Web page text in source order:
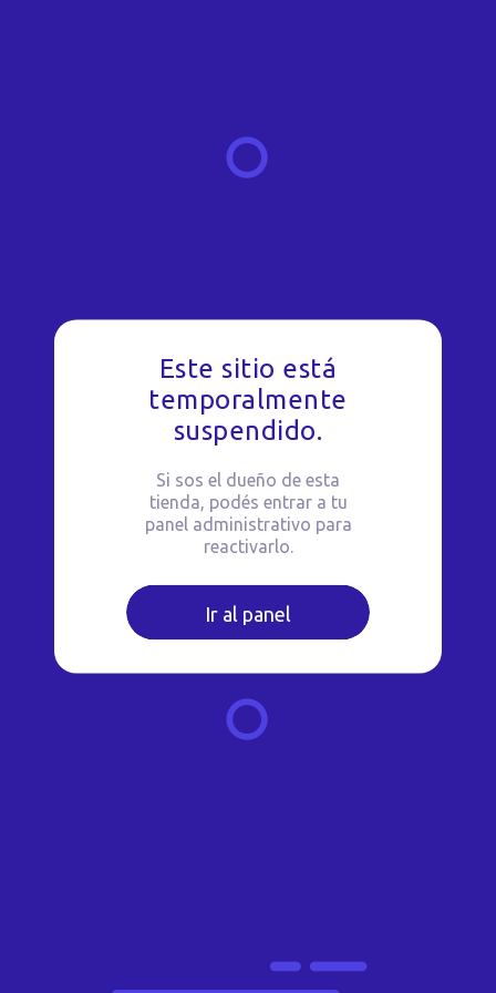
Este sitio está
temporalmente
suspendido.
Si sos el dueño de esta
tienda, podés entrar a tu
panel administrativo para
reactivarlo.
Ir al panel